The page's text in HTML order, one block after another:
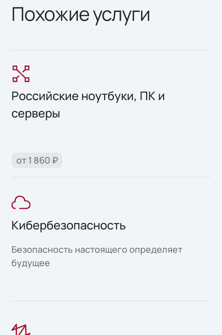
Похожие услуги
Российские ноутбуки, ПК и
серверы
от 1 860 ₽
Кибербезопасность
Безопасность настоящего определяет
будущее